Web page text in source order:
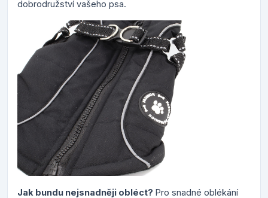
dobrodružství vašeho psa.
Jak bundu nejsnadněji obléct? Pro snadné oblékání